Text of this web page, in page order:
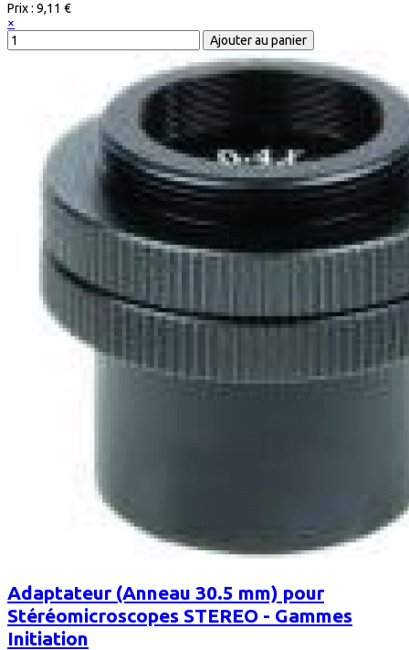
Prix : 9,11 €
×
Adaptateur (Anneau 30.5 mm) pour
Stéréomicroscopes STEREO - Gammes
Initiation